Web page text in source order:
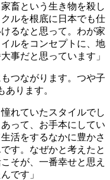
畜という生き物を殺し
ルを根底に日本でも仕
るなと思って。わが家
ルをコンセプトに、地
事だと思っています」
つながります。つや子
ります。
れていたスタイルでし
って、お手本にしてい
活をするなかに豊かさ
す。なぜかと考えたと
そが、一番幸せと思え
です」